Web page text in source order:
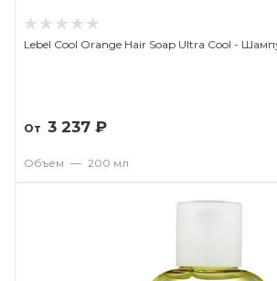
Lebel Cool Orange Hair Soap Ultra Cool -
От 3 237 ₽
Объем — 200 мл